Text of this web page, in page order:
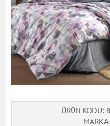
ÜRÜN KODU
MARKA